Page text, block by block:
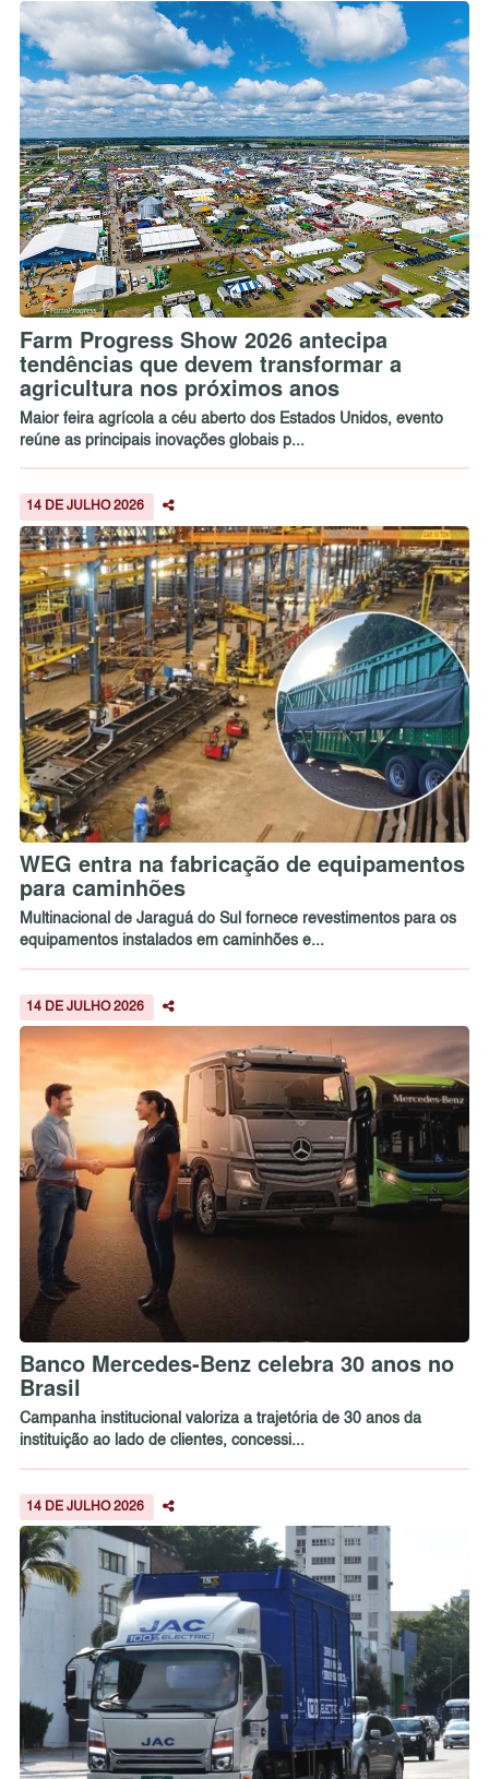
Farm Progress Show 2026 antecipa
tendências que devem transformar a
agricultura nos próximos anos
Maior feira agrícola a céu aberto dos Estados Unidos, evento
reúne as principais inovações globais p...
14 DE JULHO 2026
WEG entra na fabricação de equipamentos
para caminhões
Multinacional de Jaraguá do Sul fornece revestimentos para os
equipamentos instalados em caminhões e...
14 DE JULHO 2026
Banco Mercedes-Benz celebra 30 anos no
Brasil
Campanha institucional valoriza a trajetória de 30 anos da
instituição ao lado de clientes, concessi...
14 DE JULHO 2026